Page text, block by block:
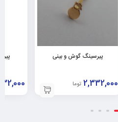
پیرسینگ گوش و بینی
2,332,000 تومان